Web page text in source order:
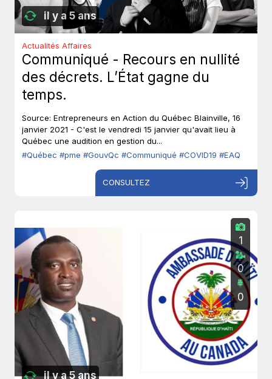
il y a 5 ans
Actualités Affaires
Communiqué - Recours en nullité
des décrets. L’État gagne du
temps.
Source: Entrepreneurs en Action du Québec Blainville, 16
janvier 2021 - C'est le vendredi 15 janvier qu'avait lieu à
Québec une audition en gestion du...
#Québec #pme #GouvQc #Communiqué #COVID19 #EAQ
CONSULTEZ
il y a 5 ans
1
0
0